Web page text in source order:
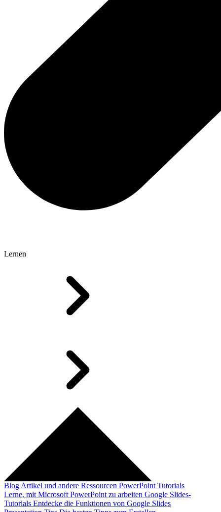
Lernen
Blog Artikel und andere Ressourcen PowerPoint Tutorials
Lerne, mit Microsoft PowerPoint zu arbeiten Google Slides-
Tutorials Entdecke die Funktionen von Google Slides